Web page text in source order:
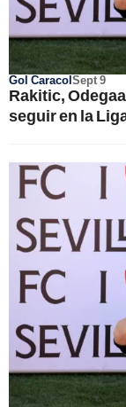
Gol CaracolSept 9
Rakitic,
seguir en la